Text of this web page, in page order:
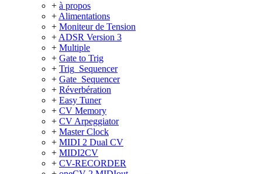
+ à propos
+ Alimentations
+ Moniteur de Tension
+ ADSR Version 3
+ Multiple
+ Gate to Trig
+ Trig_Sequencer
+ Gate_Sequencer
+ Réverbération
+ Easy Tuner
+ CV Memory
+ CV Arpeggiator
+ Master Clock
+ MIDI 2 Dual CV
+ MIDI2CV
+ CV-RECORDER